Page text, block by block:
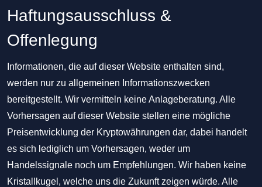
Haftungsausschluss &
Offenlegung
Informationen, die auf dieser Website enthalten sind,
werden nur zu allgemeinen Informationszwecken
bereitgestellt. Wir vermitteln keine Anlageberatung. Alle
Vorhersagen auf dieser Website stellen eine mögliche
Preisentwicklung der Kryptowährungen dar, dabei handelt
es sich lediglich um Vorhersagen, weder um
Handelssignale noch um Empfehlungen. Wir haben keine
Kristallkugel, welche uns die Zukunft zeigen würde. Alle